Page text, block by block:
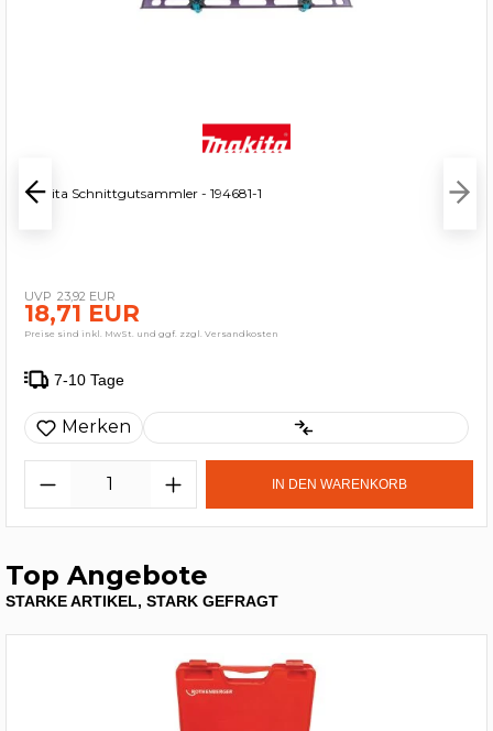
Makita Schnittgutsammler - 194681-1
23,92 EUR
18,71 EUR
Preise sind inkl. MwSt. und ggf. zzgl. Versandkosten
7-10 Tage
Merken
IN DEN WARENKORB
Top Angebote
STARKE ARTIKEL, STARK GEFRAGT